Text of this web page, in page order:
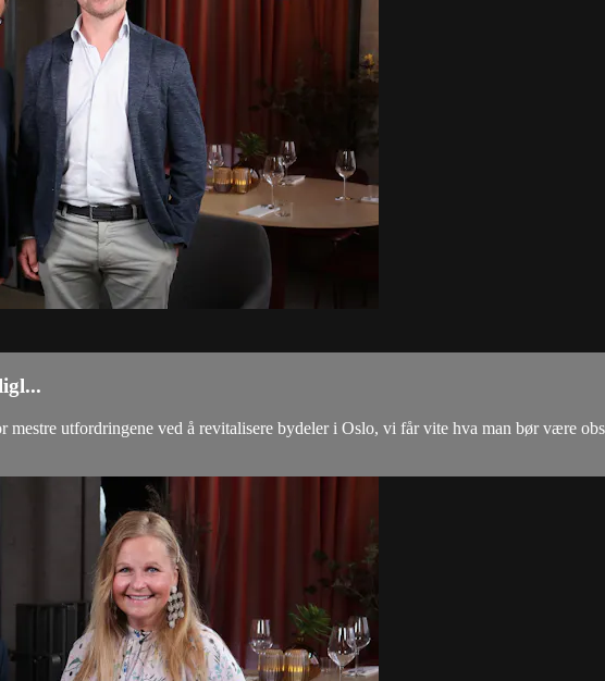
mestre utfordringene ved å revitalisere bydeler i Oslo, vi får vite hva man bør være